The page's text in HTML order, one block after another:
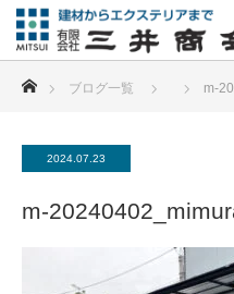
ブログ一覧 m-
2024.07.23
m-